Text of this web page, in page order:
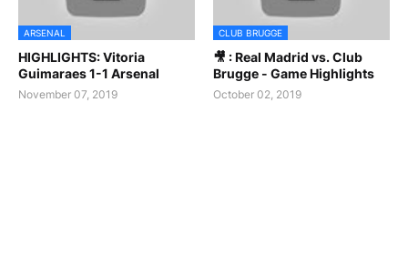
ARSENAL
HIGHLIGHTS: Vitoria
Guimaraes 1-1 Arsenal
November 07, 2019
CLUB BRUGGE
🎥 : Real Madrid vs. Club
Brugge - Game Highlights
October 02, 2019